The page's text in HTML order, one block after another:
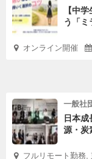
【中
う「ミ
オンライン開催
一般社
日本
源・炭
フルリモート勤務,